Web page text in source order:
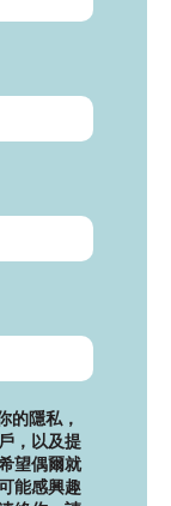
隱私，
，以及提
望偶爾就
能感興趣